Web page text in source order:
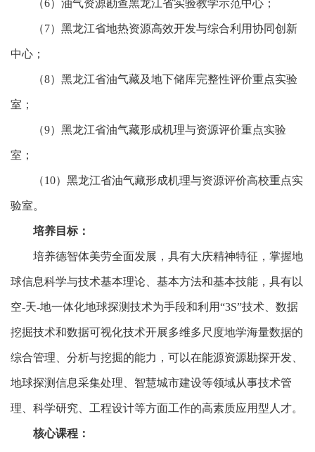
（6）油气资源勘查黑龙江省实验教学示范中心；
（7）黑龙江省地热资源高效开发与综合利用协同创新
中心；
（8）黑龙江省油气藏及地下储库完整性评价重点实验
室；
（9）黑龙江省油气藏形成机理与资源评价重点实验
室；
（10）黑龙江省油气藏形成机理与资源评价高校重点实
验室。
培养目标：
培养德智体美劳全面发展，具有大庆精神特征，掌握地
球信息科学与技术基本理论、基本方法和基本技能，具有以
空-天-地一体化地球探测技术为手段和利用“3S”技术、数据
挖掘技术和数据可视化技术开展多维多尺度地学海量数据的
综合管理、分析与挖掘的能力，可以在能源资源勘探开发、
地球探测信息采集处理、智慧城市建设等领域从事技术管
理、科学研究、工程设计等方面工作的高素质应用型人才。
核心课程：